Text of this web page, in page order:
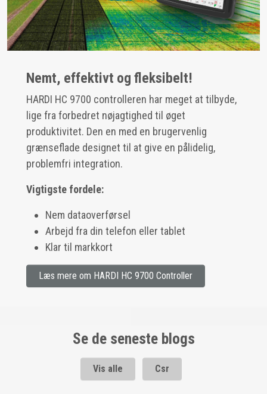
Nemt, effektivt og fleksibelt!
HARDI HC 9700 controlleren har meget at tilbyde,
lige fra forbedret nøjagtighed til øget
produktivitet. Den en med en brugervenlig
grænseflade designet til at give en pålidelig,
problemfri integration.
Vigtigste fordele:
Nem dataoverførsel
Arbejd fra din telefon eller tablet
Klar til markkort
Læs mere om HARDI HC 9700 Controller
Se de seneste blogs
Vis alle Csr